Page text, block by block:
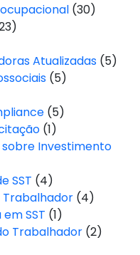
(30)
Atualizadas (5)
(5)
(5)
(1)
Investimento
SST (4)
Trabalhador (4)
SST (1)
Trabalhador (2)